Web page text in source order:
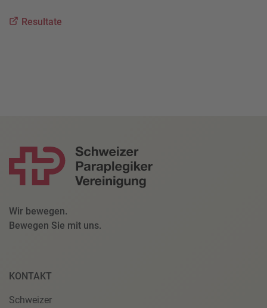
Resultate
Wir bewegen.
Bewegen Sie mit uns.
KONTAKT
Schweizer